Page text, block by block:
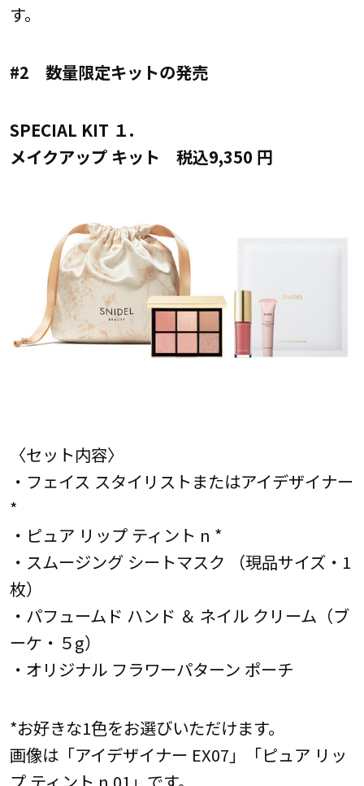
す。
#2 数量限定キットの発売
SPECIAL KIT １.
メイクアップ キット 税込9,350 円
〈セット内容〉
・フェイス スタイリストまたはアイデザイナー
*
・ピュア リップ ティント n *
・スムージング シートマスク （現品サイズ・1
枚）
・パフュームド ハンド ＆ ネイル クリーム（ブ
ーケ・５g）
・オリジナル フラワーパターン ポーチ
*お好きな1色をお選びいただけます。
画像は「アイデザイナー EX07」「ピュア リッ
プ ティント n 01」です。